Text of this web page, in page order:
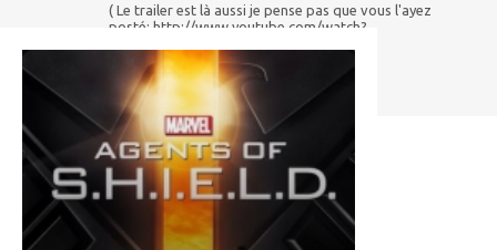
( Le trailer est là aussi je pense pas que vous l'ayez
posté: http://www.youtube.com/watch?